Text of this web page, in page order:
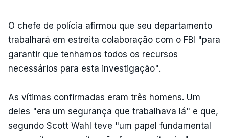
O chefe de polícia afirmou que seu departamento
trabalhará em estreita colaboração com o FBI "para
garantir que tenhamos todos os recursos
necessários para esta investigação".
As vítimas confirmadas eram três homens. Um
deles "era um segurança que trabalhava lá" e que,
segundo Scott Wahl teve "um papel fundamental